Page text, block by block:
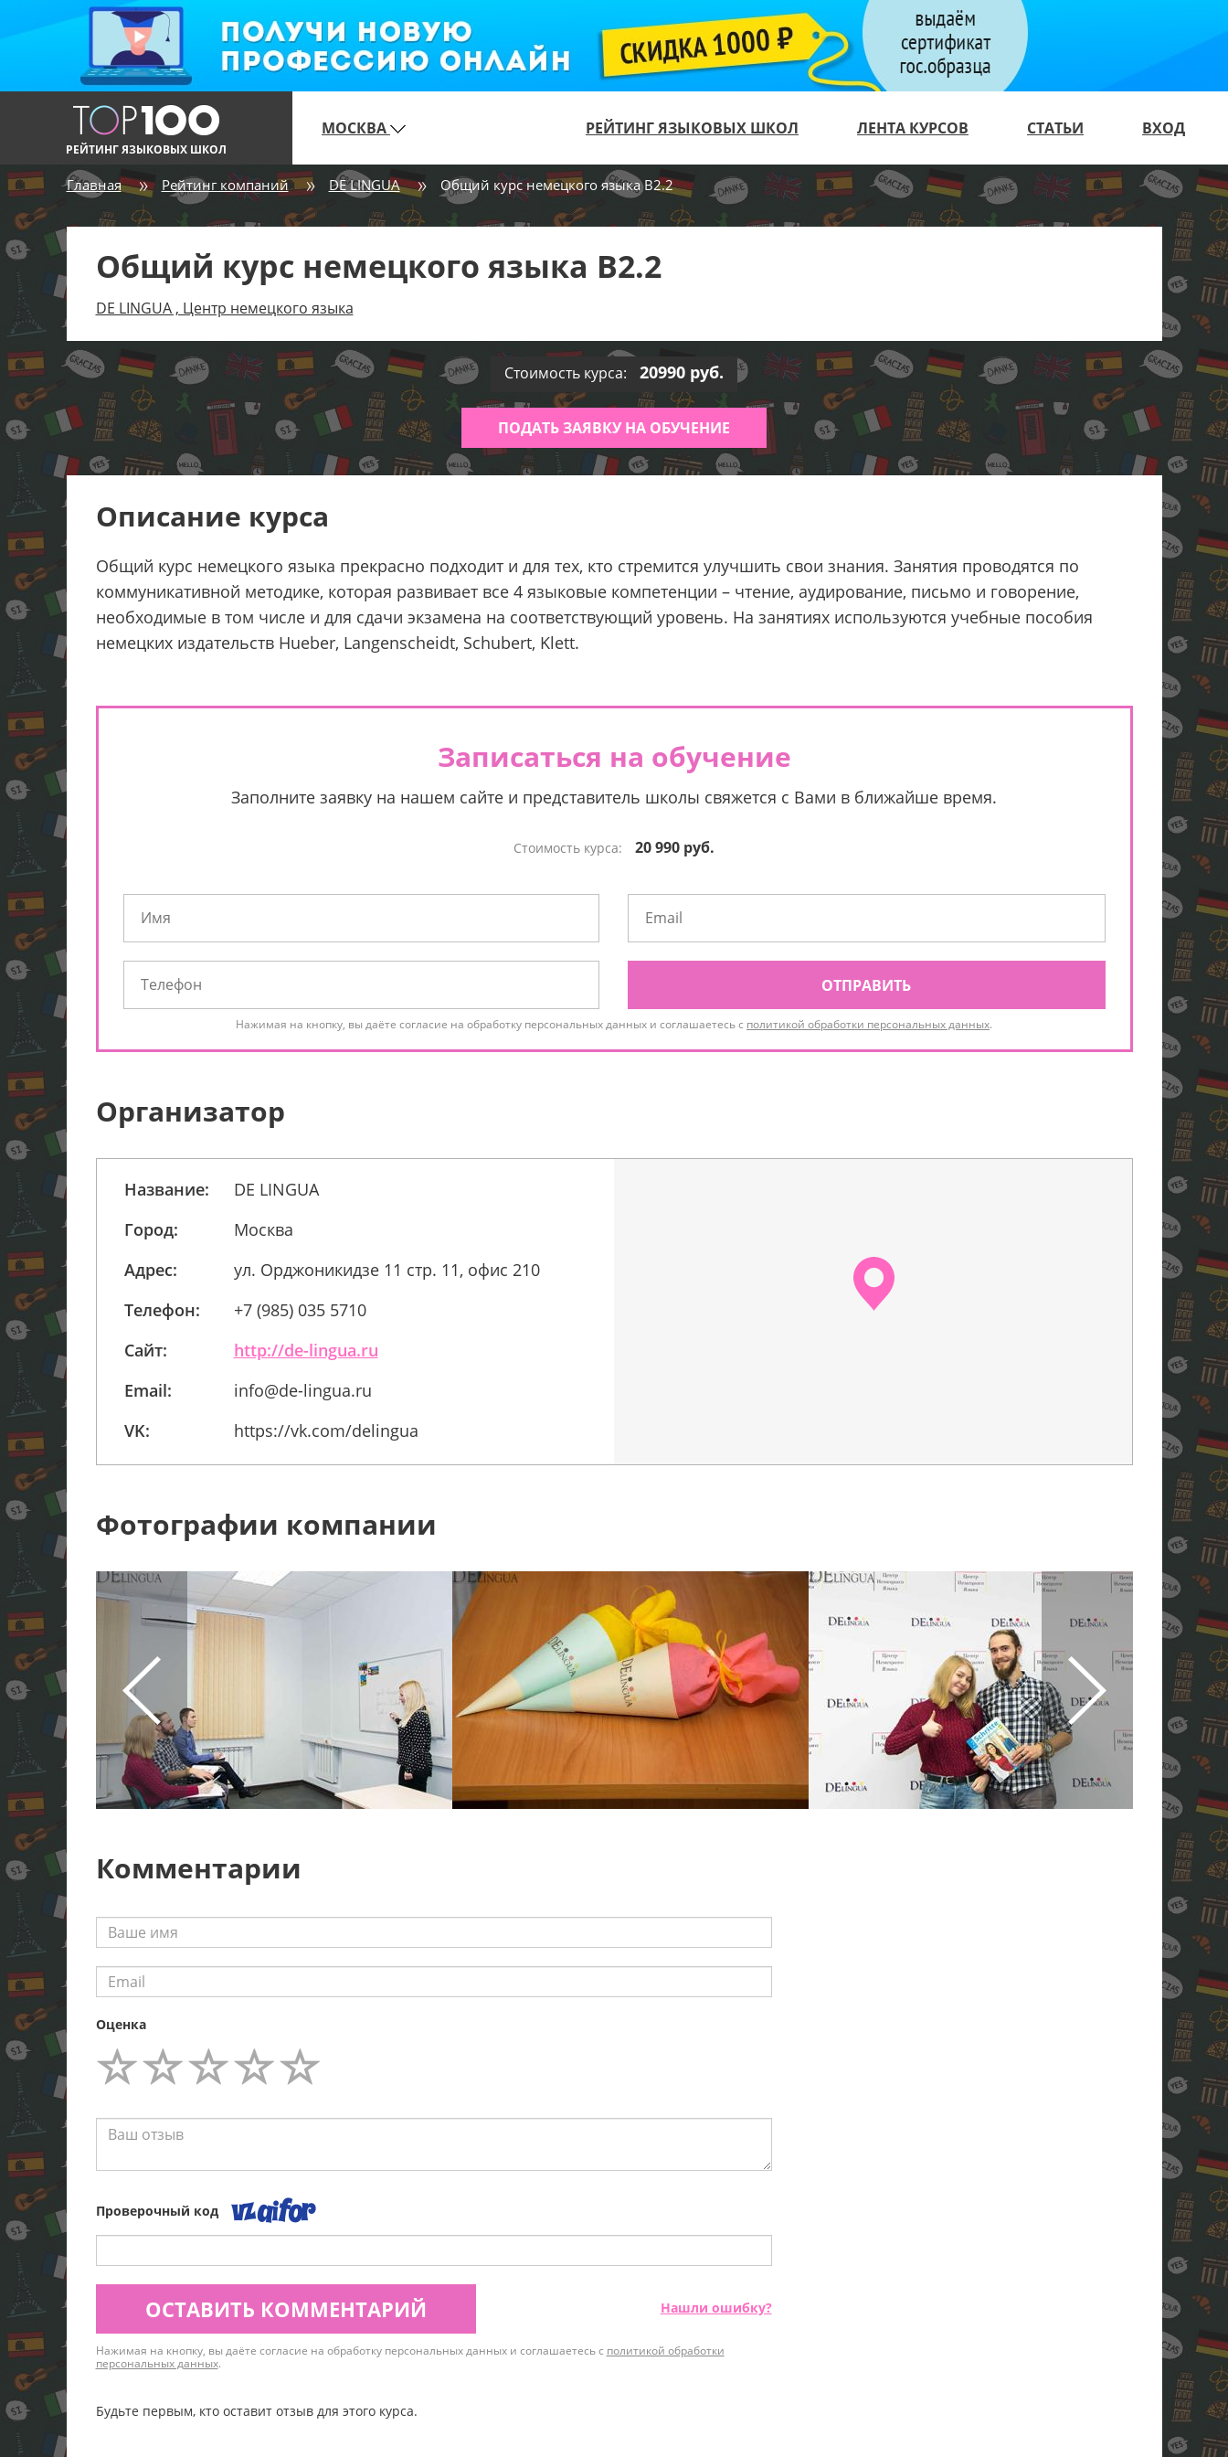
РЕЙТИНГ ЯЗЫКОВЫХ ШКОЛ
МОСКВА РЕЙТИНГ ЯЗЫКОВЫХ ШКОЛ ЛЕНТА КУРСОВ СТАТЬИ ВХОД
Главная Рейтинг компаний DE LINGUA Общий курс немецкого языка В2.2
Общий курс немецкого языка В2.2
DE LINGUA , Центр немецкого языка
Стоимость курса: 20990 руб.
ПОДАТЬ ЗАЯВКУ НА ОБУЧЕНИЕ
Описание курса
Общий курс немецкого языка прекрасно подходит и для тех, кто стремится улучшить свои знания. Занятия проводятся по
коммуникативной методике, которая развивает все 4 языковые компетенции – чтение, аудирование, письмо и говорение,
необходимые в том числе и для сдачи экзамена на соответствующий уровень. На занятиях используются учебные пособия
немецких издательств Hueber, Langenscheidt, Schubert, Klett.
Записаться на обучение
Заполните заявку на нашем сайте и представитель школы свяжется с Вами в ближайше время.
Стоимость курса: 20 990 руб.
ОТПРАВИТЬ
Нажимая на кнопку, вы даёте согласие на обработку персональных данных и соглашаетесь с политикой обработки персональных данных.
Организатор
Название:
DE LINGUA
Город:
Москва
Адрес:
ул. Орджоникидзе 11 стр. 11, офис 210
Телефон:
+7 (985) 035 5710
Сайт:
http://de-lingua.ru
Email:
info@de-lingua.ru
VK:
https://vk.com/delingua
Фотографии компании
Комментарии
Оценка
Проверочный код
ОСТАВИТЬ КОММЕНТАРИЙ Нашли ошибку?
Нажимая на кнопку, вы даёте согласие на обработку персональных данных и соглашаетесь с политикой обработки
персональных данных.
Будьте первым, кто оставит отзыв для этого курса.